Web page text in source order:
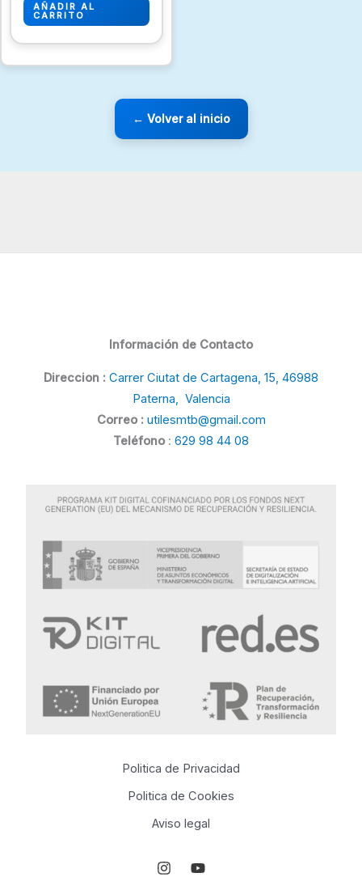
AÑADIR AL
CARRITO
← Volver al inicio
Información de Contacto
Direccion : Carrer Ciutat de Cartagena, 15, 46988
Paterna, Valencia
Correo : utilesmtb@gmail.com
Teléfono : 629 98 44 08
Politica de Privacidad
Politica de Cookies
Aviso legal